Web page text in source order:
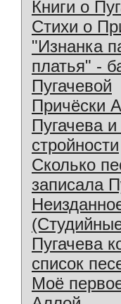
Книги о
Стихи о
"Изнанка
платья" -
Пугачевой
Причёски
Пугачева
стройности
Сколько
записала
Пугачева
список
Моё